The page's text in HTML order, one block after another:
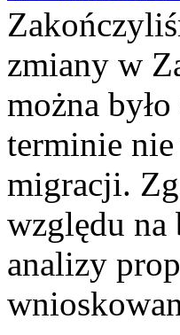
zmiany w
można
terminie
migracji.
względu
analizy